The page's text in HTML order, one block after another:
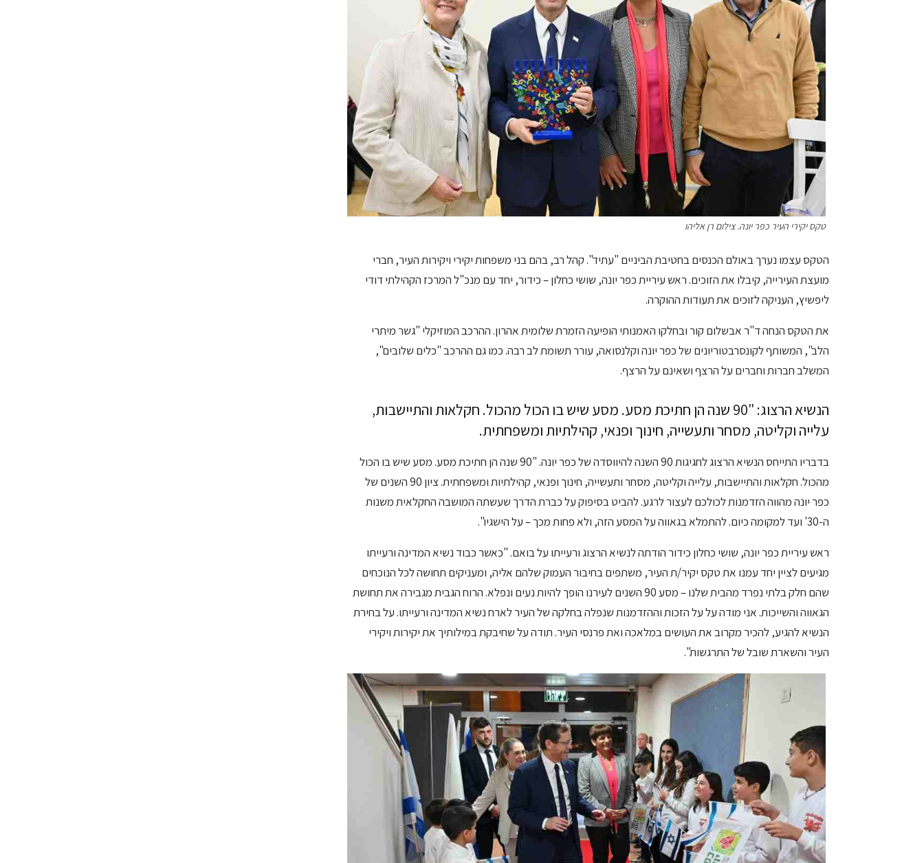
טקס יקירי העיר כפר יונה. צילום רן אליהו
הטקס עצמו נערך באולם הכנסים בחטיבת הביניים "עתיד". קהל רב, בהם בני משפחות יקירי ויקירות העיר, חברי
מועצת העירייה, קיבלו את הזוכים. ראש עיריית כפר יונה, שושי כחלון – כידור, יחד עם מנכ"ל המרכז הקהילתי דודי
ליפשיץ, העניקה לזוכים את תעודות ההוקרה.
את הטקס הנחה ד"ר אבשלום קור ובחלקו האמנותי הופיעה הזמרת שלומית אהרון. ההרכב המוזיקלי "גשר מיתרי
הלב", המשותף לקונסרבטוריונים של כפר יונה וקלנסואה, עורר תשומת לב רבה. כמו גם ההרכב "כלים שלובים",
המשלב חברות וחברים על הרצף ושאינם על הרצף.
הנשיא הרצוג: "90 שנה הן חתיכת מסע. מסע שיש בו הכול מהכול. חקלאות והתיישבות,
עלייה וקליטה, מסחר ותעשייה, חינוך ופנאי, קהילתיות ומשפחתית.
בדבריו התייחס הנשיא הרצוג לחגיגות 90 השנה להיווסדה של כפר יונה. "90 שנה הן חתיכת מסע. מסע שיש בו הכול
מהכול. חקלאות והתיישבות, עלייה וקליטה, מסחר ותעשייה, חינוך ופנאי, קהילתיות ומשפחתית. ציון 90 השנים של
כפר יונה מהווה הזדמנות לכולכם לעצור לרגע. להביט בסיפוק על כברת הדרך שעשתה המושבה החקלאית משנות
ה-30' ועד למקומה כיום. להתמלא בגאווה על המסע הזה, ולא פחות מכך – על הישגיו".
ראש עיריית כפר יונה, שושי כחלון כידור הודתה לנשיא הרצוג ורעייתו על בואם. "כאשר כבוד נשיא המדינה ורעייתו
מגיעים לציין יחד עמנו את טקס יקיר/ת העיר, משתפים בחיבור העמוק שלהם אליה, ומעניקים תחושה לכל הנוכחים
שהם חלק בלתי נפרד מהבית שלנו – מסע 90 השנים לעירנו הופך להיות נעים ונפלא. הרוח הגבית מגבירה את תחושת
הגאווה והשייכות. אני מודה על על הזכות וההזדמנות שנפלה בחלקה של העיר לארח נשיא המדינה ורעייתו. על בחירת
הנשיא להגיע, להכיר מקרוב את העושים במלאכה ואת פרנסי העיר. תודה על שחיבקת במילותיך את יקירות ויקירי
העיר והשארת שובל של התרגשות".